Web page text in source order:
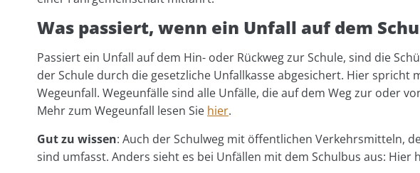
Was passiert, wenn ein Unfall auf dem
Passiert ein Unfall auf dem Hin- oder Rückweg zur Schule, sind die
der Schule durch die gesetzliche Unfallkasse abgesichert. Hier spricht
Wegeunfall. Wegeunfälle sind alle Unfälle, die auf dem Weg zur oder
Mehr zum Wegeunfall lesen Sie hier.
Gut zu wissen: Auch der Schulweg mit öffentlichen Verkehrsmitteln,
sind umfasst. Anders sieht es bei Unfällen mit dem Schulbus aus: